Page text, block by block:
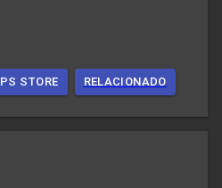
PS STORE RELACIONADO